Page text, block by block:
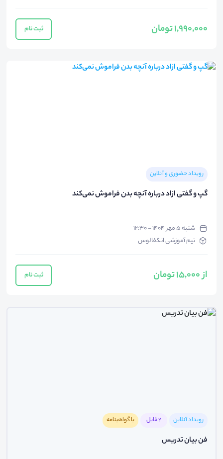
1,990,000 تومان ثبت نام
رویداد حضوری و آنلاین
گپ و گفتی ازاد درباره آنچه بدن فراموش نمی‌کند
شنبه ۵ مهر ۱۴۰۴ - ۱۲:۳۰
تیم آموزشی انکفالوس
از 15,000 تومان ثبت نام
رویداد آنلاین 2 فایل با گواهینامه
فن بیان تدریس